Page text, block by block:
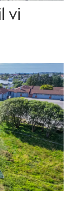
vi